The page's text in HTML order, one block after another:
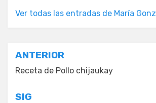
Ver todas las entradas de María
Navegación
de
entradas
ANTERIOR
Receta de Pollo chijaukay
SIG